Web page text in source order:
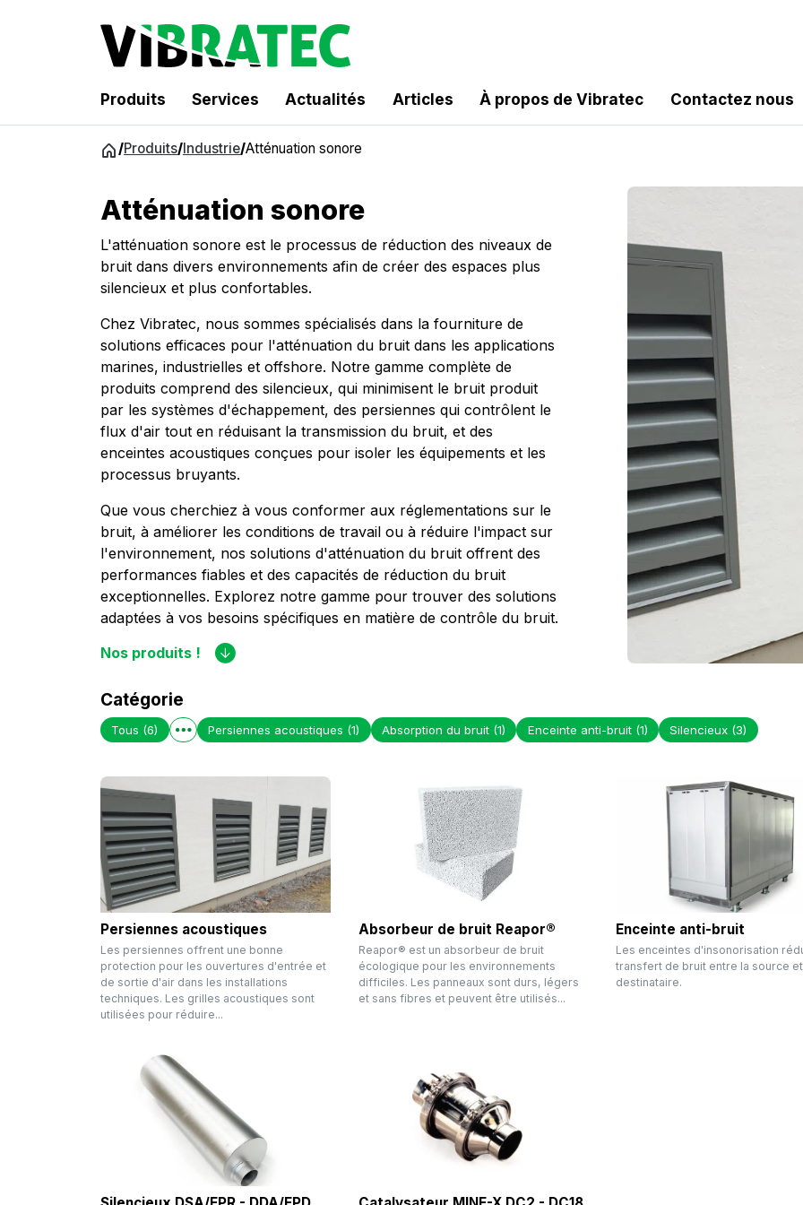
Produits Services Actualités Articles À propos de Vibratec Contactez nous
/Produits/ Industrie/Atténuation sonore
Atténuation sonore
L'atténuation sonore est le processus de réduction des niveaux de
bruit dans divers environnements afin de créer des espaces plus
silencieux et plus confortables.
Chez Vibratec, nous sommes spécialisés dans la fourniture de
solutions efficaces pour l'atténuation du bruit dans les applications
marines, industrielles et offshore. Notre gamme complète de
produits comprend des silencieux, qui minimisent le bruit produit
par les systèmes d'échappement, des persiennes qui contrôlent le
flux d'air tout en réduisant la transmission du bruit, et des
enceintes acoustiques conçues pour isoler les équipements et les
processus bruyants.
Que vous cherchiez à vous conformer aux réglementations sur le
bruit, à améliorer les conditions de travail ou à réduire l'impact sur
l'environnement, nos solutions d'atténuation du bruit offrent des
performances fiables et des capacités de réduction du bruit
exceptionnelles. Explorez notre gamme pour trouver des solutions
adaptées à vos besoins spécifiques en matière de contrôle du bruit.
Nos produits !
Catégorie
Tous (6) Persiennes acoustiques (1) Absorption du bruit (1) Enceinte anti-bruit (1) Silencieux (3)
Persiennes acoustiques
Les persiennes offrent une bonne
protection pour les ouvertures d'entrée et
de sortie d'air dans les installations
techniques. Les grilles acoustiques sont
utilisées pour réduire...
Absorbeur de bruit Reapor®
Reapor® est un absorbeur de bruit
écologique pour les environnements
difficiles. Les panneaux sont durs, légers
et sans fibres et peuvent être utilisés...
Enceinte anti-bruit
Les enceintes d'insonorisation
transfert de bruit entre la source
destinataire.